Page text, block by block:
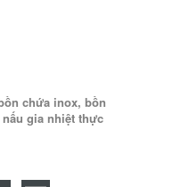
chứa inox, bồn
gia nhiệt thực